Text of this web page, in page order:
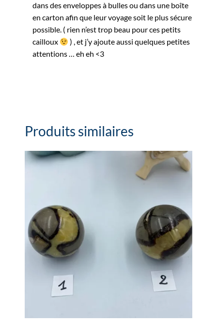
dans des enveloppes à bulles ou dans une boîte
en carton afin que leur voyage soit le plus sécure
possible. ( rien n’est trop beau pour ces petits
cailloux
) , et j’y ajoute aussi quelques petites
attentions … eh eh <3
Produits similaires